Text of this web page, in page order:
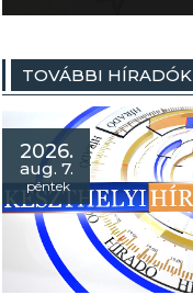
TOVÁBBI HÍRADÓK
2026.
aug. 7.
péntek